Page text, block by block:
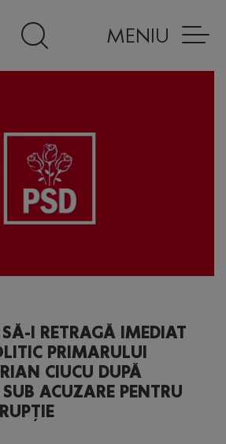
MENIU
SĂ-I RETRAGĂ IMEDIAT
PRIMARULUI
CIUCU DUPĂ
ACUZARE PENTRU